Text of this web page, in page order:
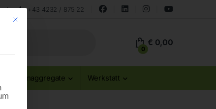
+43 4232 / 875 22
0
€ 0,00
Stromaggregate Werkstatt
Mit diesem Button wird der Dialog geschlossen. Seine Funktionalität ist